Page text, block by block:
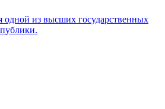
одной из высших государственных